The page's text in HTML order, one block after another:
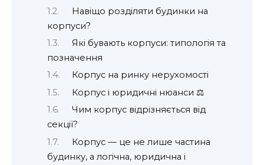
Навіщо розділяти будинки на
корпуси?
Які бувають корпуси: типологія та
позначення
Корпус на ринку нерухомості
Корпус і юридичні нюанси ⚖️
Чим корпус відрізняється від
секції?
Корпус — це не лише частина
будинку, а логічна, юридична і